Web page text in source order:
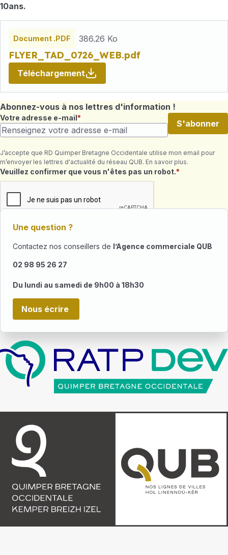
10ans.
Document .PDF 386.26 Ko
FLYER_TAD_0726_WEB.pdf
Téléchargement
Abonnez-vous à nos lettres d'information !
Votre adresse e-mail
S'abonner
J’accepte que RD Quimper Bretagne Occidentale utilise mon email pour
m’envoyer les lettres d'actualité du réseau QUB. En savoir plus.
Champ requis
Veuillez confirmer que vous n'êtes pas un robot.
Une question ?
Contactez nos conseillers de l’Agence commerciale QUB
02 98 95 26 27
Du lundi au samedi de 9h00 à 18h30
Nous écrire